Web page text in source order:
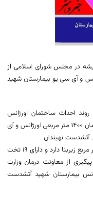
در مجلس شورای اسلامی از
متر مربعی اورژانس و آی سی یو بیمارستان شهید
احداث ساختمان اورژانس
اورژانس بیمارستان نهبندان که هزار و ۴٠٠ متر مربع زیربنا دارد و دارای ١٩ تخت
از معاونت درمان وزارت
بیمارستان شهید آتشدست